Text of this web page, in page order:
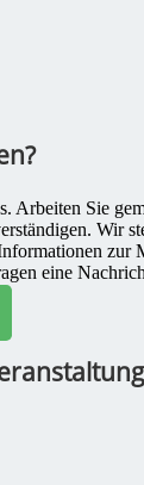
Arbeiten Sie
Wir
zur
eine